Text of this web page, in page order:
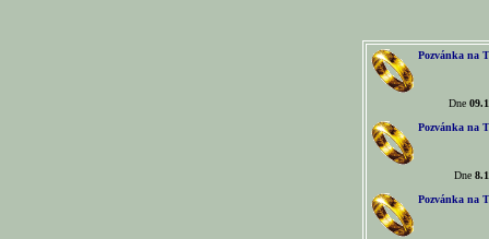
Pozvánka na
Dne
Pozvánka na
Dne
Pozvánka na